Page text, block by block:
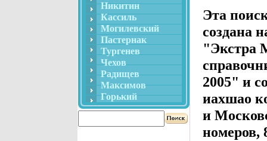
Никитин
Кассиль
Могилевский
Пастернак
Тургенев
Чехов
Радищев
Максимов
Горький
Эта
создана
"Экстра
2005" и
иахшао
и
номеров,